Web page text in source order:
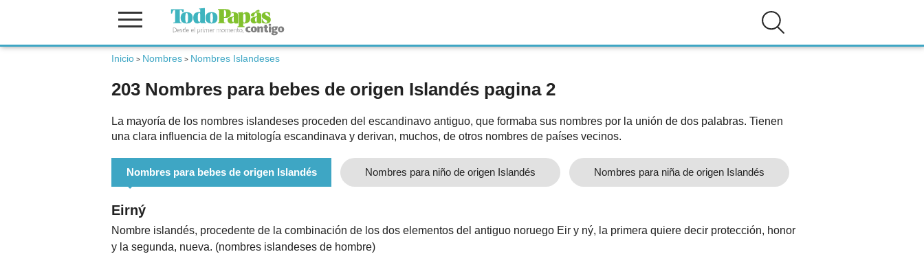
Inicio > Nombres > Nombres Islandeses
203 Nombres para bebes de origen Islandés pagina 2
La mayoría de los nombres islandeses proceden del escandinavo antiguo, que formaba sus nombres por la unión de dos palabras. Tienen
una clara influencia de la mitología escandinava y derivan, muchos, de otros nombres de países vecinos.
Nombres para bebes de origen Islandés Nombres para niño de origen Islandés Nombres para niña de origen Islandés
Eirný
Nombre islandés, procedente de la combinación de los dos elementos del antiguo noruego Eir y ný, la primera quiere decir protección, honor
y la segunda, nueva. (nombres islandeses de hombre)